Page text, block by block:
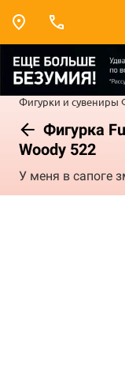
Фигурки и сувениры
Фигурка
Woody 522
У меня в сапоге